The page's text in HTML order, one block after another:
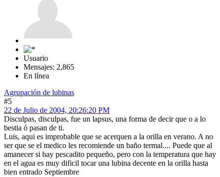
Usuario
Mensajes: 2,865
En línea
Agrupación de lubinas
#5
22 de Julio de 2004, 20:26:20 PM
Disculpas, disculpas, fue un lapsus, una forma de decir que o a lo
bestia ó pasan de ti.
Luis, aqui es improbable que se acerquen a la orilla en verano. A no
ser que se el medico les recomiende un baño termal.... Puede que al
amanecer si hay pescadito pequeño, pero con la temperatura que hay
en el agua es muy dificil tocar una lubina decente en la orilla hasta
bien entrado Septiembre